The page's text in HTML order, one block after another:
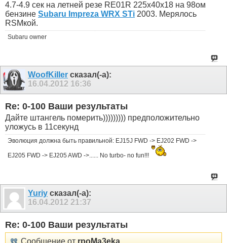
4.7-4.9 сек на летней резе RE01R 225x40x18 на 98ом
бензине Subaru Impreza WRX STi 2003. Мерялось
RSMкой.
Subaru owner
WoofKiller сказал(-а):
16.04.2012 16:36
Re: 0-100 Ваши результаты
Дайте штангель померить))))))))) предположительно
уложусь в 11секунд
Эволюция должна быть правильной: EJ15J FWD -> EJ202 FWD ->
EJ205 FWD -> EJ205 AWD ->...... No turbo- no fun!!!
Yuriy сказал(-а):
16.04.2012 21:37
Re: 0-100 Ваши результаты
Сообщение от rpoMa3eka